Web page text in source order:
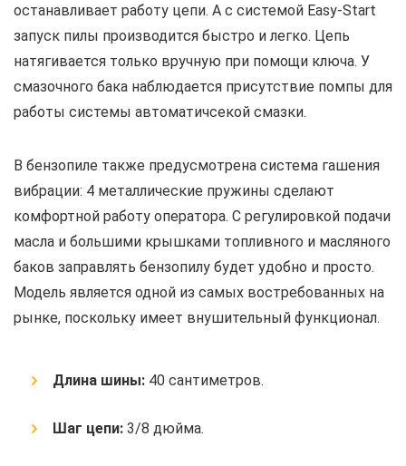
останавливает работу цепи. А с системой Easy-Start
запуск пилы производится быстро и легко. Цепь
натягивается только вручную при помощи ключа. У
смазочного бака наблюдается присутствие помпы для
работы системы автоматичсекой смазки.
В бензопиле также предусмотрена система гашения
вибрации: 4 металлические пружины сделают
комфортной работу оператора. С регулировкой подачи
масла и большими крышками топливного и масляного
баков заправлять бензопилу будет удобно и просто.
Модель является одной из самых востребованных на
рынке, поскольку имеет внушительный функционал.
Длина шины: 40 сантиметров.
Шаг цепи: 3/8 дюйма.